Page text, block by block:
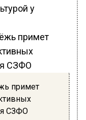
у
примет
СЗФО